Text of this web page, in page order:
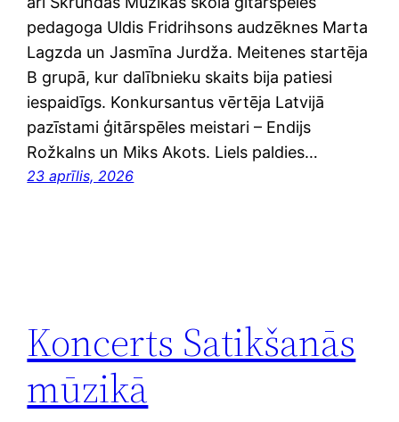
pedagoga Uldis Fridrihsons audzēknes Marta
Lagzda un Jasmīna Jurdža. Meitenes startēja
B grupā, kur dalībnieku skaits bija patiesi
iespaidīgs. Konkursantus vērtēja Latvijā
pazīstami ģitārspēles meistari – Endijs
Rožkalns un Miks Akots. Liels paldies…
23 aprīlis, 2026
Koncerts Satikšanās
mūzikā